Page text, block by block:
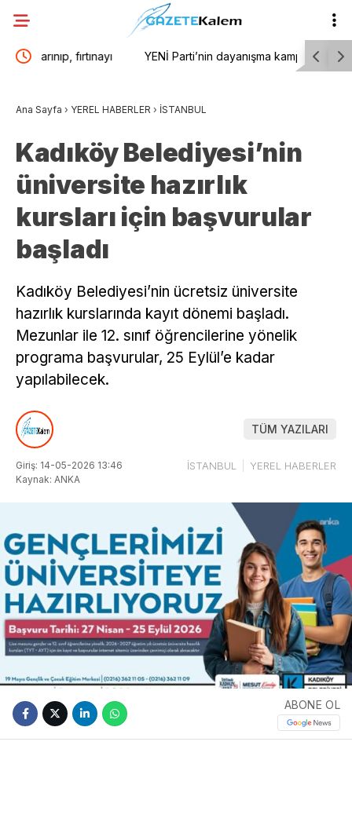
YENİ Parti’nin dayanışma kampanyasında bağış
Ana Sayfa › YEREL HABERLER › İSTANBUL
Kadıköy Belediyesi’nin
üniversite hazırlık
kursları için başvurular
başladı
Kadıköy Belediyesi’nin ücretsiz üniversite
hazırlık kurslarında kayıt dönemi başladı.
Mezunlar ile 12. sınıf öğrencilerine yönelik
programa başvurular, 25 Eylül’e kadar
yapılabilecek.
TÜM YAZILARI
Giriş: 14-05-2026 13:46
Kaynak: ANKA
İSTANBUL YEREL HABERLER
ABONE OL